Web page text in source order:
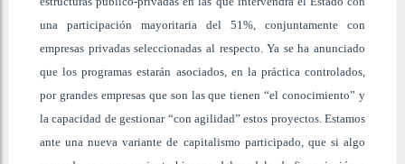
una participación mayoritaria del 51%, conjuntamente con
empresas privadas seleccionadas al respecto. Ya se ha anunciado
que los programas estarán asociados, en la práctica controlados,
por grandes empresas que son las que tienen “el conocimiento” y
la capacidad de gestionar “con agilidad” estos proyectos. Estamos
ante una nueva variante de capitalismo participado, que si algo